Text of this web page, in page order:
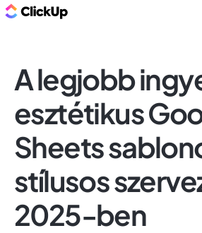
A legjobb
esztétikus
Sheets
stílusos
2025-ben